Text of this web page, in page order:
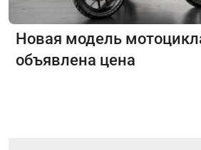
Новая модель
объявлена цена